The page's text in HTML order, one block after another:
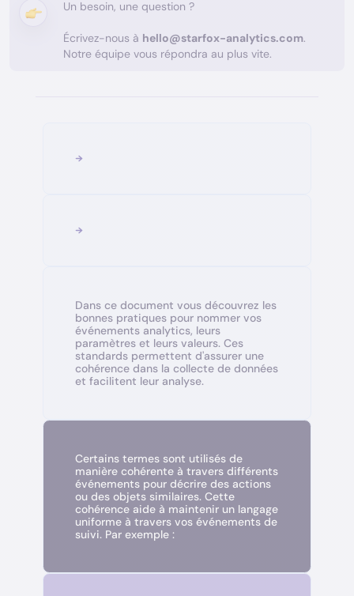
Un besoin, une question ?
Écrivez-nous à hello@starfox-analytics.com.
Notre équipe vous répondra au plus vite.
Dans ce document vous découvrez les
bonnes pratiques pour nommer vos
événements analytics, leurs
paramètres et leurs valeurs. Ces
standards permettent d'assurer une
cohérence dans la collecte de données
et facilitent leur analyse.
Certains termes sont utilisés de
manière cohérente à travers différents
événements pour décrire des actions
ou des objets similaires. Cette
cohérence aide à maintenir un langage
uniforme à travers vos événements de
suivi. Par exemple :